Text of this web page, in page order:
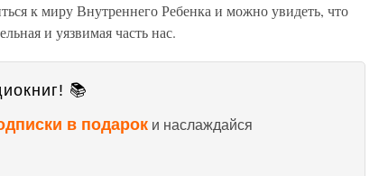
к миру Внутреннего Ребенка и можно увидеть, что
и уязвимая часть нас.
📚
в подарок и наслаждайся